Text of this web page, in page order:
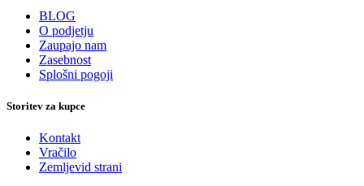
BLOG
O podjetju
Zaupajo nam
Zasebnost
Splošni pogoji
Storitev za kupce
Kontakt
Vračilo
Zemljevid strani